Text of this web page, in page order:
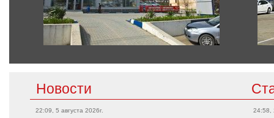
Новости
22:09, 5 августа 2026г. 24:58,